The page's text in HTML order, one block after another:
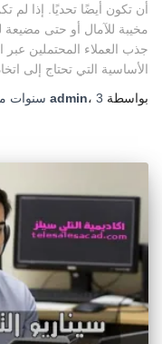
أن تكون أيضًا تحديًا. إذا لم
مخيبة للآمال أو حتى
جذب العملاء المحتملين
الأساسية التي تحتاج إلى
بواسطة
admin، 3 سنوات